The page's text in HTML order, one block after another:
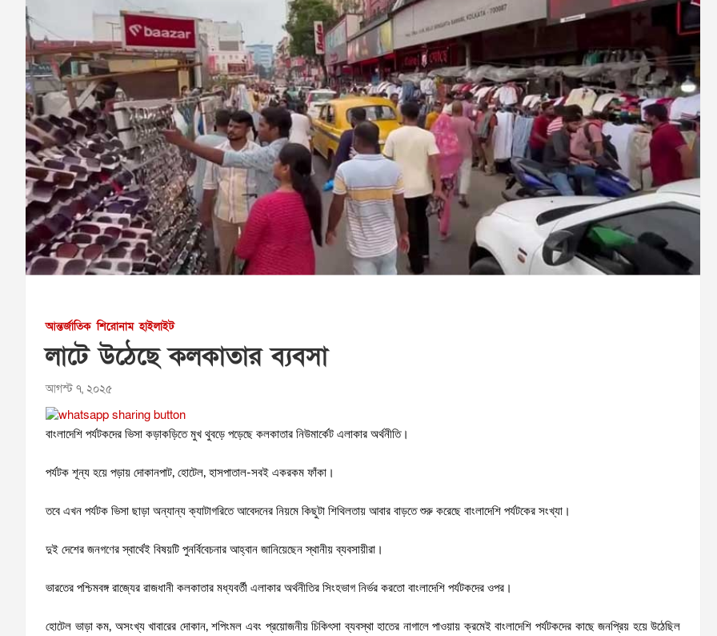
আন্তর্জাতিক শিরোনাম হাইলাইট
লাটে উঠেছে কলকাতার ব্যবসা
আগস্ট ৭, ২০২৫
বাংলাদেশি পর্যটকদের ভিসা কড়াকড়িতে মুখ থুবড়ে পড়েছে কলকাতার নিউমার্কেট এলাকার অর্থনীতি।
পর্যটক শূন্য হয়ে পড়ায় দোকানপাট, হোটেল, হাসপাতাল-সবই একরকম ফাঁকা।
তবে এখন পর্যটক ভিসা ছাড়া অন্যান্য ক্যাটাগরিতে আবেদনের নিয়মে কিছুটা শিথিলতায় আবার বাড়তে শুরু করেছে বাংলাদেশি পর্যটকের সংখ্যা।
দুই দেশের জনগণের স্বার্থেই বিষয়টি পুনর্বিবেচনার আহ্বান জানিয়েছেন স্থানীয় ব্যবসায়ীরা।
ভারতের পশ্চিমবঙ্গ রাজ্যের রাজধানী কলকাতার মধ্যবর্তী এলাকার অর্থনীতির সিংহভাগ নির্ভর করতো বাংলাদেশি পর্যটকদের ওপর।
হোটেল ভাড়া কম, অসংখ্য খাবারের দোকান, শপিংমল এবং প্রয়োজনীয় চিকিৎসা ব্যবস্থা হাতের নাগালে পাওয়ায় ক্রমেই বাংলাদেশি পর্যটকদের কাছে জনপ্রিয় হয়ে উঠেছিল